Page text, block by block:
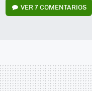
VER7 COMENTARIOS